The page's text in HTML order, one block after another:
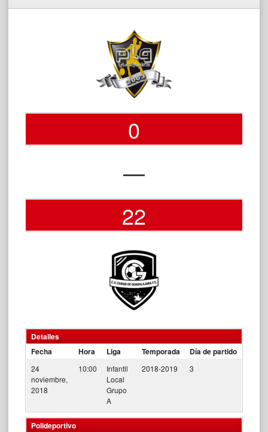
0
—
22
Detalles
Fecha
Hora Liga Temporada Día de partido
24
noviembre,
2018
10:00
Infantil
Local
Grupo
A
2018-2019 3
Polideportivo